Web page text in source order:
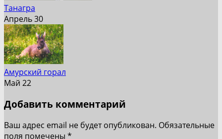
Танагра
Апрель 30
Амурский горал
Май 22
Добавить комментарий
Ваш адрес email не будет опубликован. Обязательные
поля помечены *